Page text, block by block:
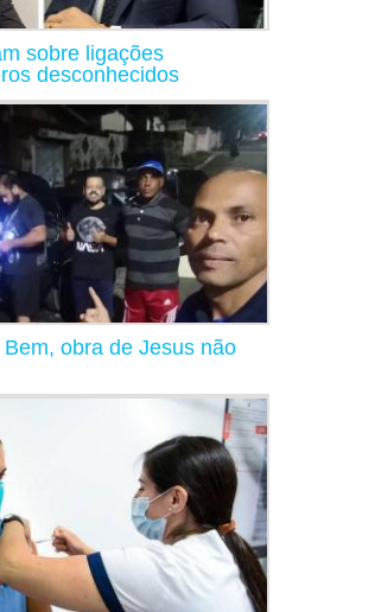
sobre ligações
desconhecidos
obra de Jesus não